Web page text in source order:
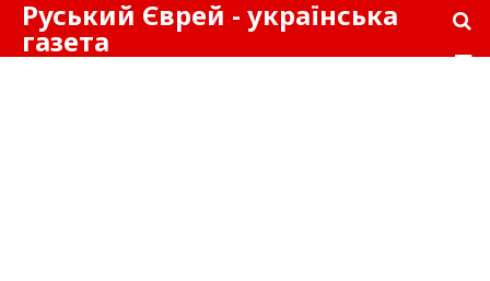
Руський Єврей - українська
газета